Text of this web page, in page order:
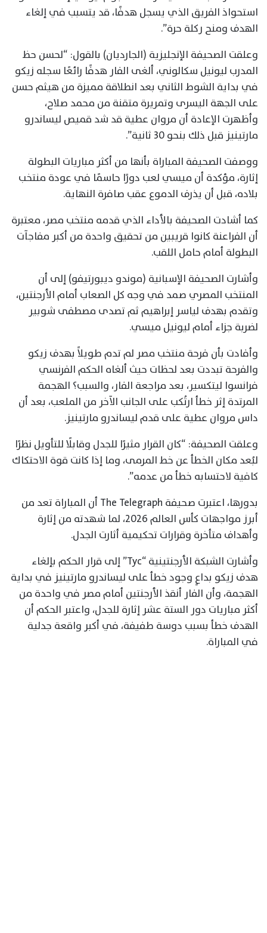
استحواذ الفريق الذي يسجل هدفًا، قد يتسبب في إلغاء
الهدف ومنح ركلة حرة”.
وعلقت الصحيفة الإنجليزية (الجارديان) بالقول: “لحسن حظ
المدرب ليونيل سكالوني، ألغى الفار هدفًا رائعًا سجله زيكو
في بداية الشوط الثاني بعد انطلاقة مميزة من هيثم حسن
على الجهة اليسرى وتمريرة متقنة من محمد صلاح،
وأظهرت الإعادة أن مروان عطية قد شد قميص ليساندرو
مارتينيز قبل ذلك بنحو 30 ثانية”.
ووصفت الصحيفة المباراة بأنها من أكثر مباريات البطولة
إثارة، مؤكدة أن ميسي لعب دورًا حاسمًا في عودة منتخب
بلاده، قبل أن يذرف الدموع عقب صافرة النهاية.
كما أشادت الصحيفة بالأداء الذي قدمه منتخب مصر، معتبرة
أن الفراعنة كانوا قريبين من تحقيق واحدة من أكبر مفاجآت
البطولة أمام حامل اللقب.
وأشارت الصحيفة الإسبانية (موندو ديبورتيفو) إلى أن
المنتخب المصري صمد في وجه كل الصعاب أمام الأرجنتين،
وتقدم بهدف لياسر إبراهيم ثم تصدى مصطفى شوبير
لضربة جزاء أمام ليونيل ميسي.
وأفادت بأن فرحة منتخب مصر لم تدم طويلاً بهدف زيكو
والفرحة تبددت بعد لحظات حيث ألغاه الحكم الفرنسي
فرانسوا ليتكسير، بعد مراجعة الفار، والسبب؟ الهجمة
المرتدة إثر خطأ ارتُكب على الجانب الآخر من الملعب، بعد أن
داس مروان عطية على قدم ليساندرو مارتينيز.
وعلقت الصحيفة: “كان القرار مثيرًا للجدل وقابلًا للتأويل نظرًا
لبُعد مكان الخطأ عن خط المرمى، وما إذا كانت قوة الاحتكاك
كافية لاحتسابه خطأ من عدمه”.
بدورها، اعتبرت صحيفة The Telegraph أن المباراة تعد من
أبرز مواجهات كأس العالم 2026، لما شهدته من إثارة
وأهداف متأخرة وقرارات تحكيمية أثارت الجدل.
وأشارت الشبكة الأرجنتينية “Tyc” إلى قرار الحكم بإلغاء
هدف زيكو بداعٍ وجود خطأ على ليساندرو مارتينيز في بداية
الهجمة، وأن الفار أنقذ الأرجنتين أمام مصر في واحدة من
أكثر مباريات دور الستة عشر إثارة للجدل، واعتبر الحكم أن
الهدف خطأ بسبب دوسة طفيفة، في أكبر واقعة جدلية
في المباراة.